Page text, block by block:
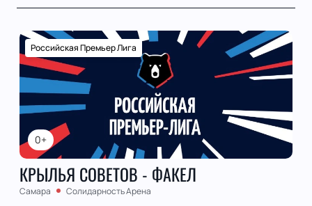
0+
Российская Премьер Лига
КРЫЛЬЯ СОВЕТОВ - ФАКЕЛ
Самара Солидарность Арена